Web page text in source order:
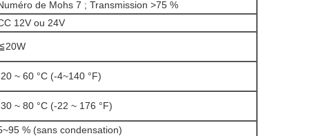
de Mohs 7 ; Transmission >75 %
12V ou 24V
~ 60 °C (-4~140 °F)
~ 80 °C (-22 ~ 176 °F)
% (sans condensation)